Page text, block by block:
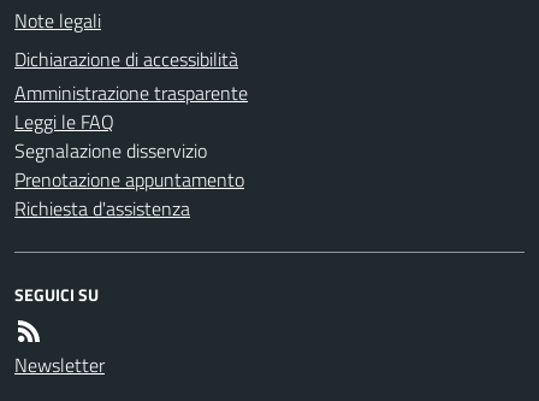
Note legali
Dichiarazione di accessibilità
Amministrazione trasparente
Leggi le FAQ
Segnalazione disservizio
Prenotazione appuntamento
Richiesta d'assistenza
SEGUICI SU
Newsletter